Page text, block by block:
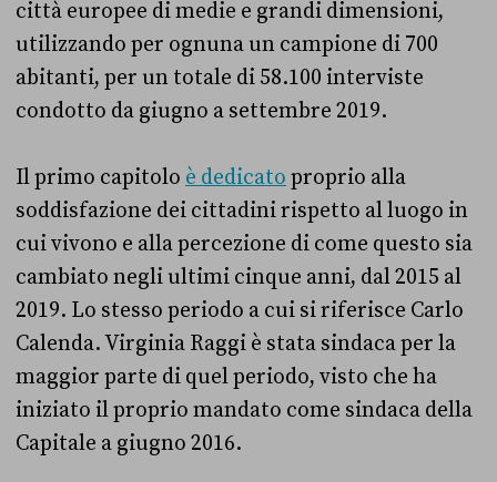
città europee di medie e grandi dimensioni,
utilizzando per ognuna un campione di 700
abitanti, per un totale di 58.100 interviste
condotto da giugno a settembre 2019.
Il primo capitolo è dedicato proprio alla
soddisfazione dei cittadini rispetto al luogo in
cui vivono e alla percezione di come questo sia
cambiato negli ultimi cinque anni, dal 2015 al
2019. Lo stesso periodo a cui si riferisce Carlo
Calenda. Virginia Raggi è stata sindaca per la
maggior parte di quel periodo, visto che ha
iniziato il proprio mandato come sindaca della
Capitale a giugno 2016.